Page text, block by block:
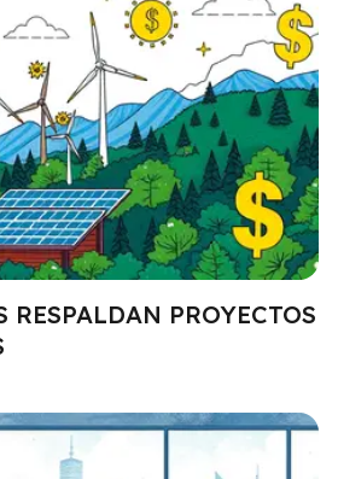
RESPALDAN PROYECTOS